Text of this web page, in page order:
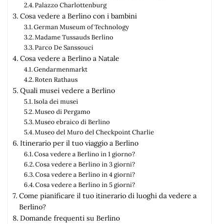
Palazzo Charlottenburg
Cosa vedere a Berlino con i bambini
German Museum of Technology
Madame Tussauds Berlino
Parco De Sanssouci
Cosa vedere a Berlino a Natale
Gendarmenmarkt
Roten Rathaus
Quali musei vedere a Berlino
Isola dei musei
Museo di Pergamo
Museo ebraico di Berlino
Museo del Muro del Checkpoint Charlie
Itinerario per il tuo viaggio a Berlino
Cosa vedere a Berlino in 1 giorno?
Cosa vedere a Berlino in 3 giorni?
Cosa vedere a Berlino in 4 giorni?
Cosa vedere a Berlino in 5 giorni?
Come pianificare il tuo itinerario di luoghi da vedere a
Berlino?
Domande frequenti su Berlino